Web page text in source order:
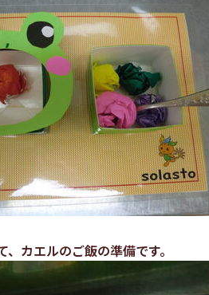
カエルのご飯の準備です。